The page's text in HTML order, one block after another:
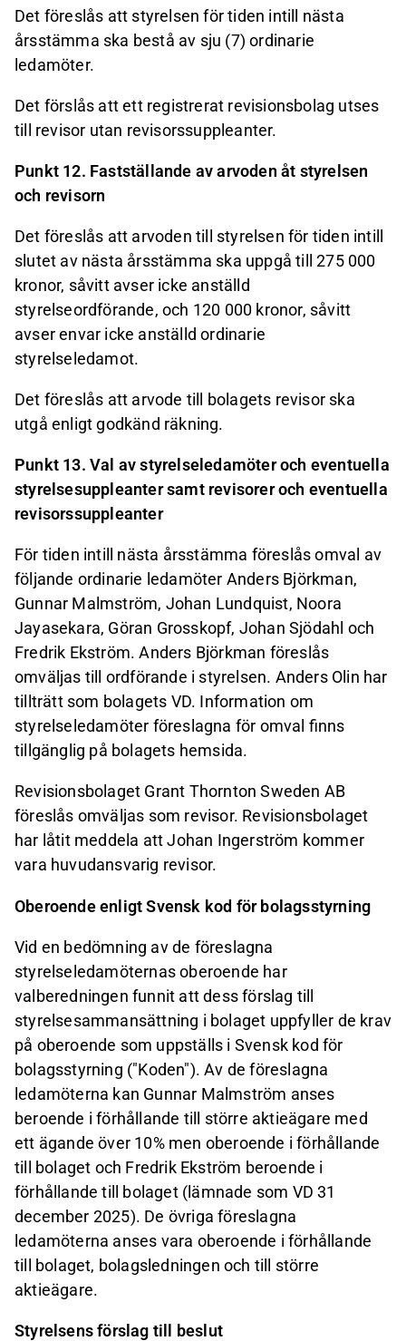
Det föreslås att styrelsen för tiden intill nästa
årsstämma ska bestå av sju (7) ordinarie
ledamöter.
Det förslås att ett registrerat revisionsbolag utses
till revisor utan revisorssuppleanter.
Punkt 12. Fastställande av arvoden åt styrelsen
och revisorn
Det föreslås att arvoden till styrelsen för tiden intill
slutet av nästa årsstämma ska uppgå till 275 000
kronor, såvitt avser icke anställd
styrelseordförande, och 120 000 kronor, såvitt
avser envar icke anställd ordinarie
styrelseledamot.
Det föreslås att arvode till bolagets revisor ska
utgå enligt godkänd räkning.
Punkt 13. Val av styrelseledamöter och eventuella
styrelsesuppleanter samt revisorer och eventuella
revisorssuppleanter
För tiden intill nästa årsstämma föreslås omval av
följande ordinarie ledamöter Anders Björkman,
Gunnar Malmström, Johan Lundquist, Noora
Jayasekara, Göran Grosskopf, Johan Sjödahl och
Fredrik Ekström. Anders Björkman föreslås
omväljas till ordförande i styrelsen. Anders Olin har
tillträtt som bolagets VD. Information om
styrelseledamöter föreslagna för omval finns
tillgänglig på bolagets hemsida.
Revisionsbolaget Grant Thornton Sweden AB
föreslås omväljas som revisor. Revisionsbolaget
har låtit meddela att Johan Ingerström kommer
vara huvudansvarig revisor.
Oberoende enligt Svensk kod för bolagsstyrning
Vid en bedömning av de föreslagna
styrelseledamöternas oberoende har
valberedningen funnit att dess förslag till
styrelsesammansättning i bolaget uppfyller de krav
på oberoende som uppställs i Svensk kod för
bolagsstyrning ("Koden"). Av de föreslagna
ledamöterna kan Gunnar Malmström anses
beroende i förhållande till större aktieägare med
ett ägande över 10% men oberoende i förhållande
till bolaget och Fredrik Ekström beroende i
förhållande till bolaget (lämnade som VD 31
december 2025). De övriga föreslagna
ledamöterna anses vara oberoende i förhållande
till bolaget, bolagsledningen och till större
aktieägare.
Styrelsens förslag till beslut